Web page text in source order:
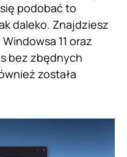
podobać to
daleko. Znajdziesz
11 oraz
bez zbędnych
została